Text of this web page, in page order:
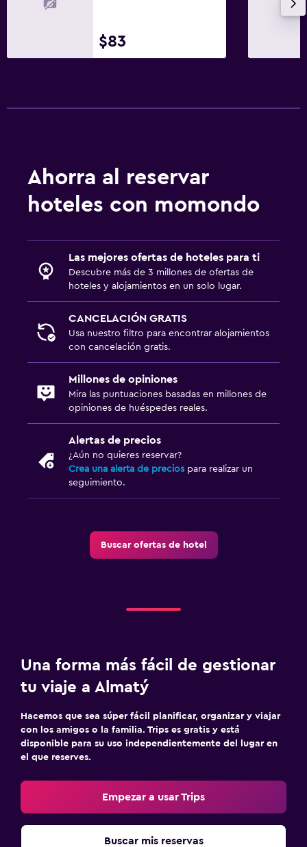
$83
Ahorra al reservar
hoteles con momondo
Las mejores ofertas de hoteles para ti
Descubre más de 3 millones de ofertas de
hoteles y alojamientos en un solo lugar.
CANCELACIÓN GRATIS
Usa nuestro filtro para encontrar alojamientos
con cancelación gratis.
Millones de opiniones
Mira las puntuaciones basadas en millones de
opiniones de huéspedes reales.
Alertas de precios
¿Aún no quieres reservar?
Crea una alerta de precios para realizar un
seguimiento.
Buscar ofertas de hotel
Una forma más fácil de gestionar
tu viaje a Almatý
Hacemos que sea súper fácil planificar, organizar y viajar
con los amigos o la familia. Trips es gratis y está
disponible para su uso independientemente del lugar en
el que reserves.
Empezar a usar Trips
Buscar mis reservas